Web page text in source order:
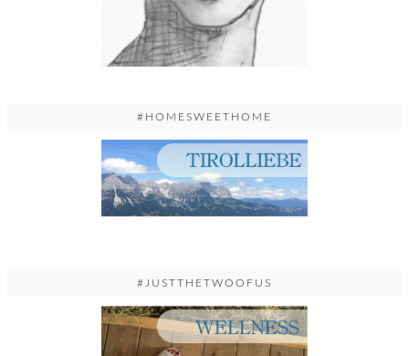
#HOMESWEETHOME
#JUSTTHETWOOFUS